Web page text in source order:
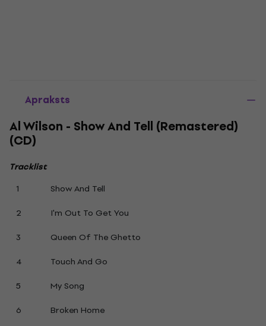
Apraksts
Al Wilson - Show And Tell (Remastered)
(CD)
Tracklist
1
Show And Tell
2
I'm Out To Get You
3
Queen Of The Ghetto
4
Touch And Go
5
My Song
6
Broken Home